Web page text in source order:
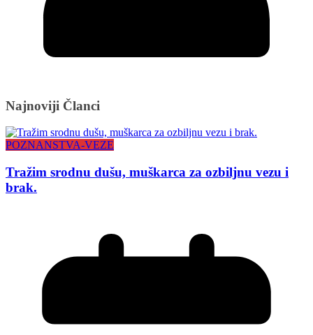
Najnoviji Članci
POZNANSTVA-VEZE
Tražim srodnu dušu, muškarca za ozbiljnu vezu i
brak.